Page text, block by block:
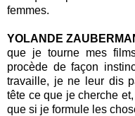
femmes.
YOLANDE
que je tourne mes
procède de façon
travaille, je ne leur dis
tête ce que je cherche
que si je formule les